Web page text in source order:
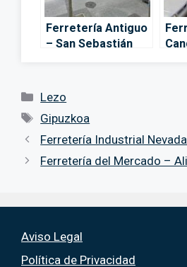
Ferretería Antiguo
– San Sebastián
Categorías
Lezo
Etiquetas
Gipuzkoa
Ferretería Industrial
Ferretería del Mercado –
Aviso Legal
Política de Privacidad